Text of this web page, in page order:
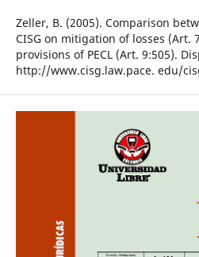
Zeller, B. (2005). Comparison
CISG on mitigation of losses (Art.
provisions of PECL (Art. 9:505).
http://www.cisg.law.pace. edu/